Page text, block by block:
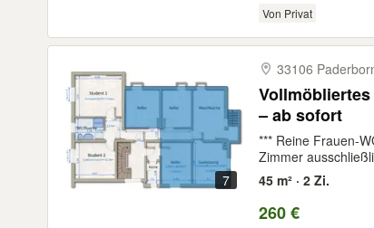
Von Privat
7
33106
– ab sofort
*** Reine Frauen-
Zimmer
45 m² · 2 Zi.
260 €